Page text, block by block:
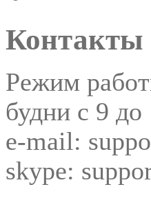
Контакты
Режим
будни с 9
e-mail:
skype: